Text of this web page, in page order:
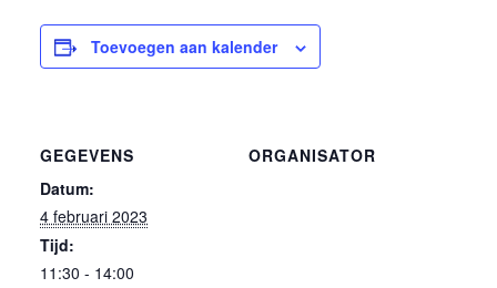
Toevoegen aan kalender
GEGEVENS
Datum:
4 februari 2023
Tijd:
11:30 - 14:00
ORGANISATOR